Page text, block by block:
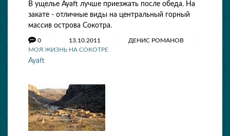
В ущелье Ayaft лучше приезжать после обеда. На
закате - отличные виды на центральный горный
массив острова Сокотра.
0 13.10.2011
ДЕНИС РОМАНОВ
МОЯ ЖИЗНЬ НА СОКОТРЕ
Ayaft